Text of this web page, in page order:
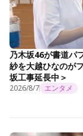
乃木坂46が書道パ
紗を大越ひなのが
坂工事延長中＞
2026/8/7 エンタメ